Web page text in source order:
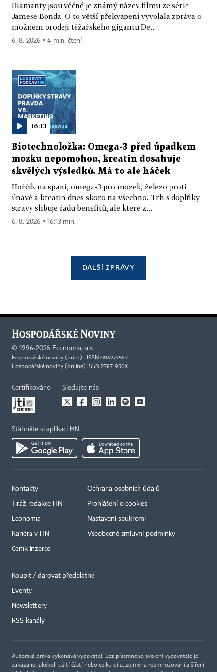
Diamanty jsou věčné je známý název filmu ze série
Jamese Bonda. O to větší překvapení vyvolala zpráva o
možném prodeji těžařského gigantu De...
6. 8. 2026 ▪ 4 min. čtení
16:13
Biotechnoložka: Omega-3 před úpadkem
mozku nepomohou, kreatin dosahuje
skvělých výsledků. Má to ale háček
Hořčík na spaní, omega-3 pro mozek, železo proti
únavě a kreatin dnes skoro na všechno. Trh s doplňky
stravy slibuje řadu benefitů, ale které z...
6. 8. 2026 ▪ 16:13 min.
DALŠÍ ZPRÁVY
© 1996-2026 Economia, a.s.
Hospodářské noviny (print) ISSN 0862-9587
Hospodářské noviny (online) ISSN 2787-950X
Certifikováno Sledujte nás
Stáhněte si aplikaci HN
Kontakty
Tiráž redakce HN
Economia
Kariéra v HN
Ceník inzerce
Ochrana osobních údajů
Prohlášení o cookies
Nastavení soukromí
Všeobecné smluvní podmínky
Koupit / darovat předplatné
Eventy
Newslettery
RSS kanály
Autorská práva vykonává vydavatel. Bez písemného svolení vydavatele je
zakázáno jakékoli užití částí nebo celku díla, zejména rozmnožování a šíření